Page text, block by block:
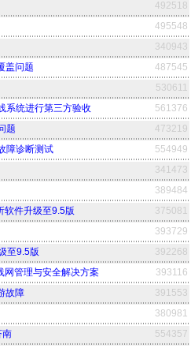
492518
495548
340943
盖问题
487545
530611
系统进行第三方验收
561376
题
473219
障诊断测试
554949
341473
389484
软件升级至9.5版
375081
393729
至9.5版
392268
网管理与安全解决方案
393116
故障
391553
380981
南
554357